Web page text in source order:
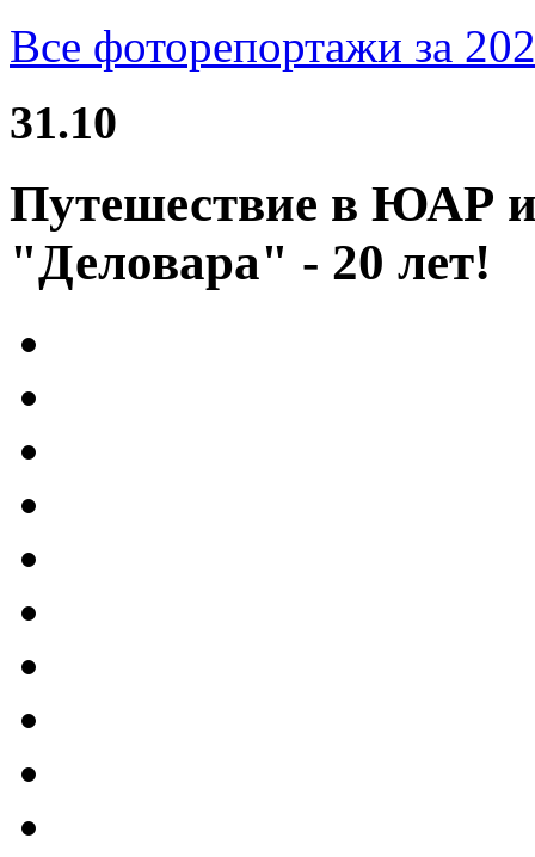
Все фоторепортажи за
31.10
Путешествие в ЮАР
"Деловара" - 20 лет!